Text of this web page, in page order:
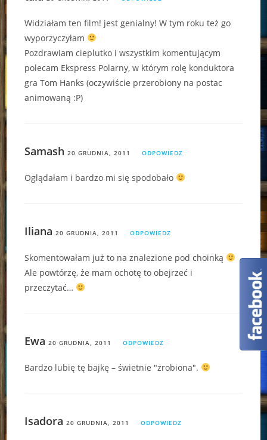
Widziałam ten film! jest genialny! W tym roku też go
wyporzyczyłam
Pozdrawiam cieplutko i wszystkim komentującym
polecam Ekspress Polarny, w którym rolę konduktora
gra Tom Hanks (oczywiście przerobiony na postac
animowaną :P)
Samash 20 GRUDNIA, 2011 ODPOWIEDZ
Oglądałam i bardzo mi się spodobało
Iliana 20 GRUDNIA, 2011 ODPOWIEDZ
Skomentowałam już to na znalezione pod choinką
Ale powtórzę, że mam ochotę to obejrzeć i
przeczytać…
Ewa 20 GRUDNIA, 2011 ODPOWIEDZ
Bardzo lubię tę bajkę – świetnie "zrobiona".
Isadora 20 GRUDNIA, 2011 ODPOWIEDZ